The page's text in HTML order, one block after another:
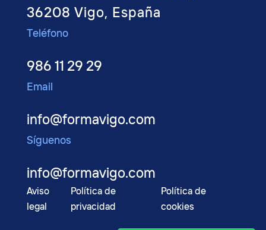
36208 Vigo, España
Teléfono
986 11 29 29
Email
info@formavigo.com
Síguenos
info@formavigo.com
Aviso
legal
Política de
privacidad
Política de
cookies